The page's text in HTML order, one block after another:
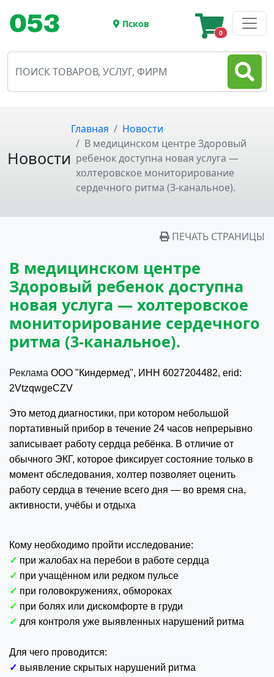
Псков
0
Новости
Главная
Новости
В медицинском центре Здоровый
ребенок доступна новая услуга —
холтеровское мониторирование
сердечного ритма (3-канальное).
ПЕЧАТЬ СТРАНИЦЫ
В медицинском центре
Здоровый ребенок доступна
новая услуга — холтеровское
мониторирование сердечного
ритма (3-канальное).
Реклама ООО "Киндермед", ИНН 6027204482, erid:
2VtzqwgeCZV
Это метод диагностики, при котором небольшой
портативный прибор в течение 24 часов непрерывно
записывает работу сердца ребёнка. В отличие от
обычного ЭКГ, которое фиксирует состояние только в
момент обследования, холтер позволяет оценить
работу сердца в течение всего дня — во время сна,
активности, учёбы и отдыха
Кому необходимо пройти исследование:
✓ при жалобах на перебои в работе сердца
✓ при учащённом или редком пульсе
✓ при головокружениях, обмороках
✓ при болях или дискомфорте в груди
✓ для контроля уже выявленных нарушений ритма
Для чего проводится:
✓ выявление скрытых нарушений ритма